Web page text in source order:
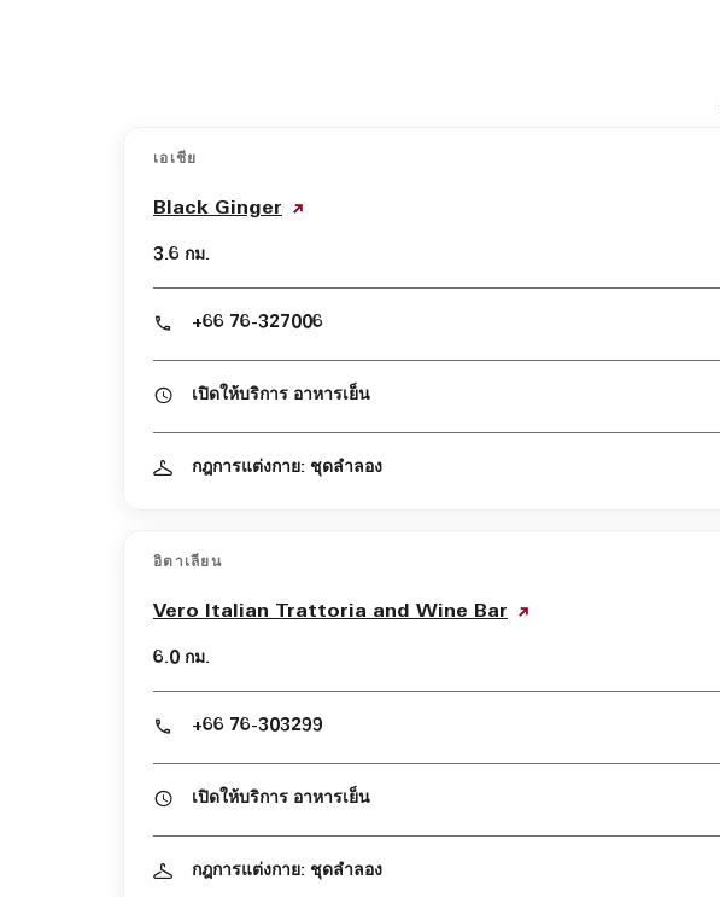
เอเชีย
Black Ginger
3.6 กม.
+66 76-327006
เปิดให้บริการ อาหารเย็น
กฎการแต่งกาย: ชุดลำลอง
อิตาเลียน
Vero Italian Trattoria and Wine Bar
6.0 กม.
+66 76-303299
เปิดให้บริการ อาหารเย็น
กฎการแต่งกาย: ชุดลำลอง